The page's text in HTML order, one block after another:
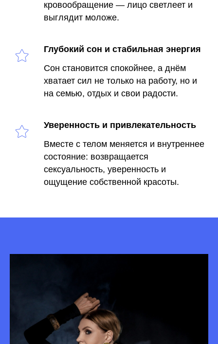
кровообращение — лицо светлеет и
выглядит моложе.
Глубокий сон и стабильная энергия
Сон становится спокойнее, а днём
хватает сил не только на работу, но и
на семью, отдых и свои радости.
Уверенность и привлекательность
Вместе с телом меняется и внутреннее
состояние: возвращается
сексуальность, уверенность и
ощущение собственной красоты.